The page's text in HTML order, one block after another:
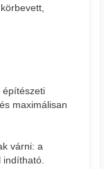
építészeti
maximálisan
várni: a
indítható.